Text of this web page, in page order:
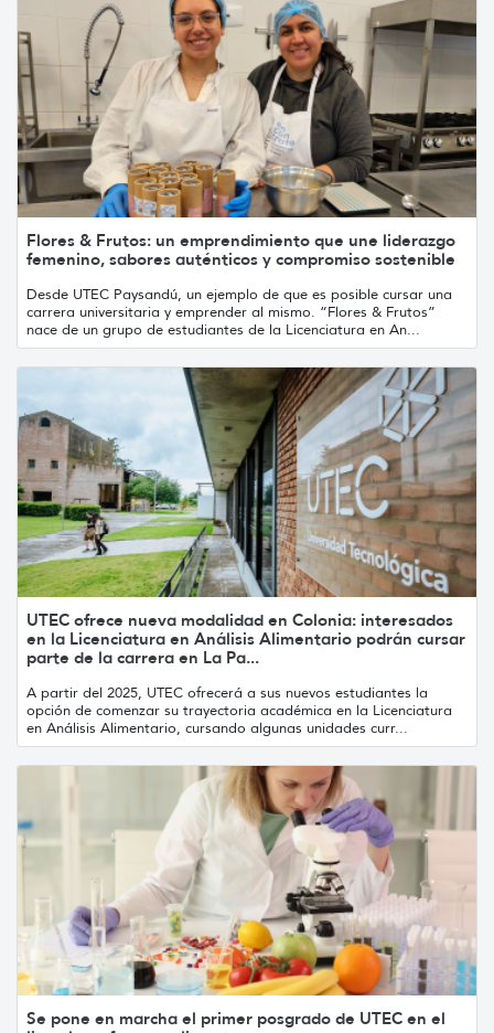
Flores & Frutos: un emprendimiento que une liderazgo
femenino, sabores auténticos y compromiso sostenible
Desde UTEC Paysandú, un ejemplo de que es posible cursar una
carrera universitaria y emprender al mismo. “Flores & Frutos”
nace de un grupo de estudiantes de la Licenciatura en An...
UTEC ofrece nueva modalidad en Colonia: interesados
en la Licenciatura en Análisis Alimentario podrán cursar
parte de la carrera en La Pa...
A partir del 2025, UTEC ofrecerá a sus nuevos estudiantes la
opción de comenzar su trayectoria académica en la Licenciatura
en Análisis Alimentario, cursando algunas unidades curr...
Se pone en marcha el primer posgrado de UTEC en el